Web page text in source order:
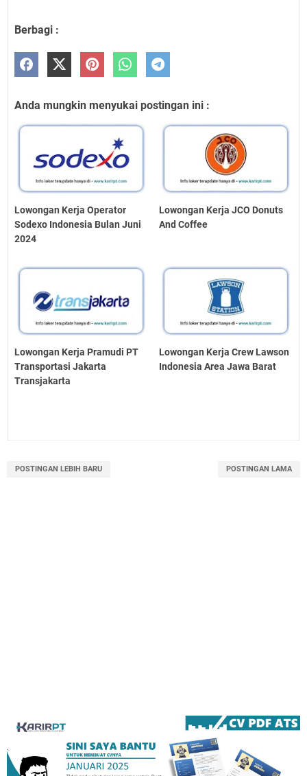
Berbagi :
Anda mungkin menyukai postingan ini :
Lowongan Kerja Operator
Sodexo Indonesia Bulan Juni
2024
Lowongan Kerja JCO Donuts
And Coffee
Lowongan Kerja Pramudi PT
Transportasi Jakarta
Transjakarta
Lowongan Kerja Crew Lawson
Indonesia Area Jawa Barat
POSTINGAN LEBIH BARU POSTINGAN LAMA